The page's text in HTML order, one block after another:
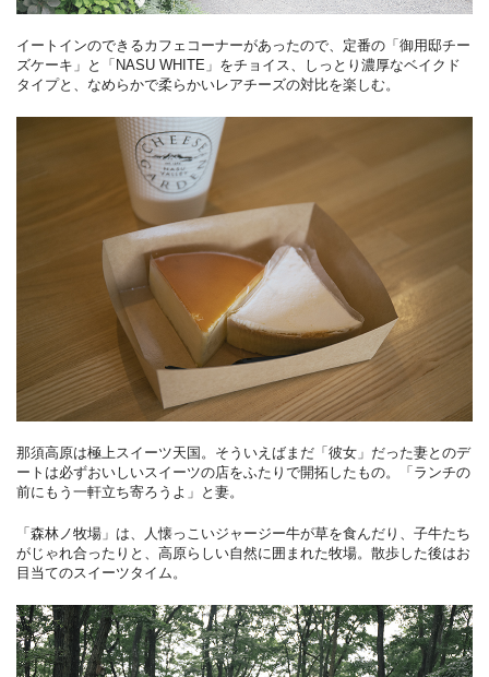
イートインのできるカフェコーナーがあったので、定番の「御用邸チー
ズケーキ」と「NASU WHITE」をチョイス、しっとり濃厚なベイクド
タイプと、なめらかで柔らかいレアチーズの対比を楽しむ。
那須高原は極上スイーツ天国。そういえばまだ「彼女」だった妻とのデ
ートは必ずおいしいスイーツの店をふたりで開拓したもの。「ランチの
前にもう一軒立ち寄ろうよ」と妻。
「森林ノ牧場」は、人懐っこいジャージー牛が草を食んだり、子牛たち
がじゃれ合ったりと、高原らしい自然に囲まれた牧場。散歩した後はお
目当てのスイーツタイム。